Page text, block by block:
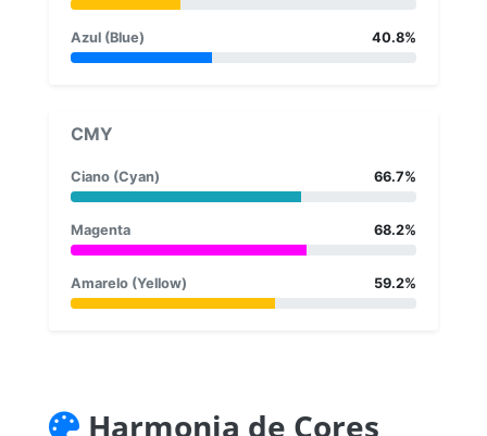
Azul (Blue) 40.8%
CMY
Ciano (Cyan) 66.7%
Magenta 68.2%
Amarelo (Yellow) 59.2%
Harmonia de Cores